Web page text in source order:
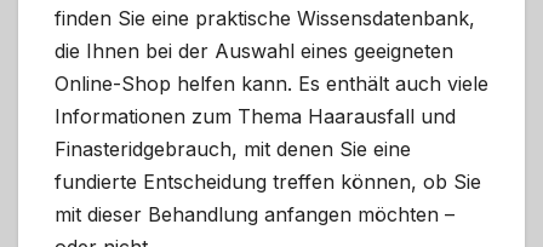
finden Sie eine praktische Wissensdatenbank,
die Ihnen bei der Auswahl eines geeigneten
Online-Shop helfen kann. Es enthält auch viele
Informationen zum Thema Haarausfall und
Finasteridgebrauch, mit denen Sie eine
fundierte Entscheidung treffen können, ob Sie
mit dieser Behandlung anfangen möchten –